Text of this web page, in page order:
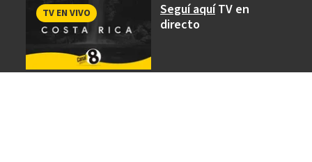
Seguí aquíTV en
directo
TV EN VIVO